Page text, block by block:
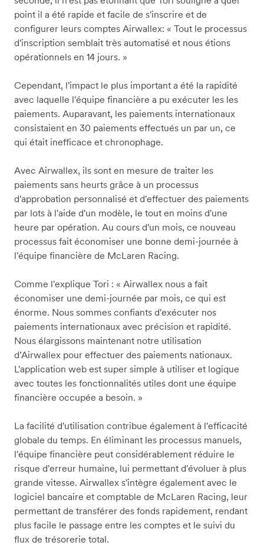
point il a été rapide et facile de s'inscrire et de
configurer leurs comptes Airwallex: « Tout le processus
d'inscription semblait très automatisé et nous étions
opérationnels en 14 jours. »
Cependant, l'impact le plus important a été la rapidité
avec laquelle l'équipe financière a pu exécuter les les
paiements. Auparavant, les paiements internationaux
consistaient en 30 paiements effectués un par un, ce
qui était inefficace et chronophage.
Avec Airwallex, ils sont en mesure de traiter les
paiements sans heurts grâce à un processus
d'approbation personnalisé et d'effectuer des paiements
par lots à l'aide d'un modèle, le tout en moins d'une
heure par opération. Au cours d'un mois, ce nouveau
processus fait économiser une bonne demi-journée à
l'équipe financière de McLaren Racing.
Comme l'explique Tori : « Airwallex nous a fait
économiser une demi-journée par mois, ce qui est
énorme. Nous sommes confiants d'exécuter nos
paiements internationaux avec précision et rapidité.
Nous élargissons maintenant notre utilisation
d’Airwallex pour effectuer des paiements nationaux.
L'application web est super simple à utiliser et logique
avec toutes les fonctionnalités utiles dont une équipe
financière occupée a besoin. »
La facilité d'utilisation contribue également à l'efficacité
globale du temps. En éliminant les processus manuels,
l'équipe financière peut considérablement réduire le
risque d'erreur humaine, lui permettant d'évoluer à plus
grande vitesse. Airwallex s'intègre également avec le
logiciel bancaire et comptable de McLaren Racing, leur
permettant de transférer des fonds rapidement, rendant
plus facile le passage entre les comptes et le suivi du
flux de trésorerie total.